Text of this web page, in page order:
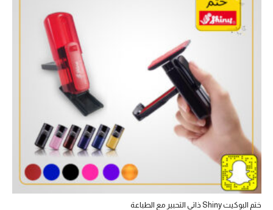
ختم البوكيت Shiny ذاتي التحبير‎ مع الطباعة